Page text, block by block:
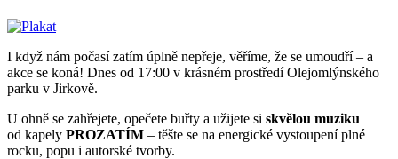
I když nám počasí zatím úplně nepřeje, věříme, že se umoudří – a
akce se koná! Dnes od 17:00 v krásném prostředí Olejomlýnského
parku v Jirkově.
U ohně se zahřejete, opečete buřty a užijete si skvělou muziku
od kapely PROZATÍM – těšte se na energické vystoupení plné
rocku, popu i autorské tvorby.